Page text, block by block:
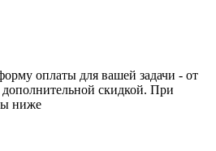
оплаты для вашей задачи - от
скидкой. При
ниже